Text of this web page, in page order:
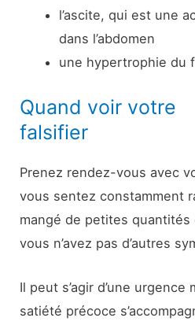
l’ascite, qui est une
dans l’abdomen
une hypertrophie du
Quand voir votre
falsifier
Prenez rendez-vous avec
vous sentez constamment
mangé de petites quantités
vous n’avez pas d’autres
Il peut s’agir d’une urgence
satiété précoce